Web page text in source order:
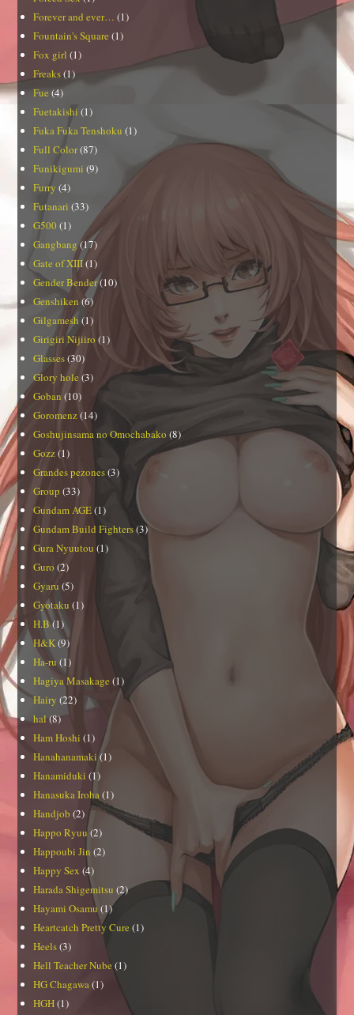
Forever and ever… (1)
Fountain's Square (1)
Fox girl (1)
Freaks(1)
Fue(4)
Fuetakishi (1)
Fuka Fuka Tenshoku (1)
Full Color(87)
Funikigumi (9)
Furry (4)
Futanari (33)
G500 (1)
Gangbang(17)
Gate of XIII(1)
Gender Bender(10)
Genshiken (6)
Gilgamesh (1)
Girigiri Nijiiro (1)
Glasses(30)
Glory hole(3)
Goban(10)
Goromenz(14)
Goshujinsama no Omochabako (8)
Gozz(1)
Grandes pezones(3)
Group (33)
Gundam AGE(1)
Gundam Build Fighters(3)
Gura Nyuutou (1)
Guro (2)
Gyaru (5)
Gyotaku (1)
H.B(1)
H&K(9)
Ha-ru(1)
Hagiya Masakage (1)
Hairy (22)
hal(8)
Ham Hoshi (1)
Hanahanamaki(1)
Hanamiduki (1)
Hanasuka Iroha(1)
Handjob (2)
Happo Ryuu(2)
Happoubi Jin (2)
Happy Sex (4)
Harada Shigemitsu (2)
Hayami Osamu (1)
Heartcatch Pretty Cure (1)
Heels(3)
Hell Teacher Nube(1)
HG Chagawa(1)
HGH(1)